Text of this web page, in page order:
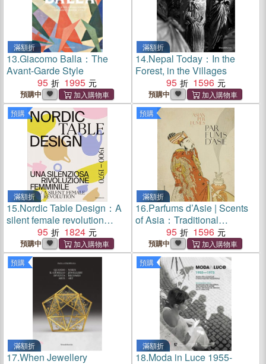
滿額折
13.Giacomo Balla：The
Avant-Garde Style
95
1995
預購中
滿額折
14.Nepal Today：In the
Forest, in the Villages
95
1596
預購中
預購
滿額折
15.Nordic Table Design：A
silent female revolution
(1900-1970)
95 1824
預購中
預購
滿額折
16.Parfums d’Asie | Scents
of Asia：Traditional
Olfactory Cultures from
China to India
95 1596
預購中
預購
滿額折
17.When Jewellery
預購
滿額折
18.Moda in Luce 1955-